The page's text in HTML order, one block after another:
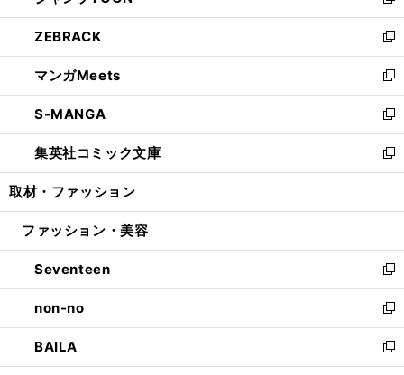
開
く
ウ
で
開
く
ン
ド
ウ
で
開
く
ウ
ィ
ン
ド
ウ
で
開
く
し
い
ウ
ィ
ン
ド
ウ
で
開
ZEBRACK
新
し
い
ウ
ィ
ン
ド
ウ
開
マンガMeets
新
し
い
ウ
ィ
ン
ウ
開
く
S-MANGA
新
し
い
ウ
ン
ウ
で
開
く
集英社コミック文庫
新
し
ウ
ン
ド
ウ
で
開
く
取材・ファッション
ファッション・美容
Seventeen
新
し
い
ウ
ィ
ン
non-no
新
し
い
ウ
BAILA
新
し